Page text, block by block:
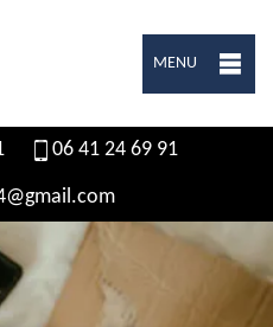
MENU
06 41 24 69 91